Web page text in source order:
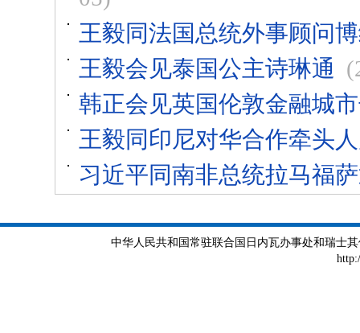
王毅同法国总统外事顾问
王毅会见泰国公主诗琳通
韩正会见英国伦敦金融城
王毅同印尼对华合作牵头
习近平同南非总统拉马福
中华人民共和国常驻联合国日内瓦办事处和瑞士